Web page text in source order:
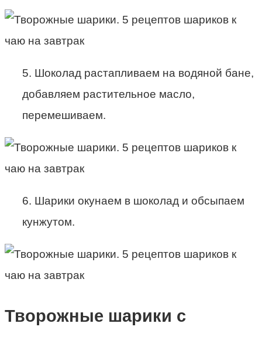
5. Шоколад растапливаем на водяной бане,
добавляем растительное масло,
перемешиваем.
6. Шарики окунаем в шоколад и обсыпаем
кунжутом.
Творожные шарики с